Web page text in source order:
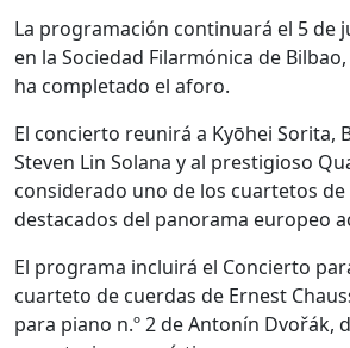
La programación continuará el 5 de
en la Sociedad Filarmónica de
ha completado el aforo.
El concierto reunirá a Kyōhei Sorita,
Steven Lin Solana y al prestigioso
considerado uno de los cuartetos de
destacados del panorama europeo
El programa incluirá el Concierto
cuarteto de cuerdas de Ernest
para piano n.º 2 de Antonín Dvořák,